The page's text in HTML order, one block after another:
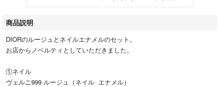
商品説明
DIORのルージュとネイルエナメルのセット。
お店からノベルティとしていただきました。
①ネイル
ヴェルニ999 ルージュ（ネイル エナメル）